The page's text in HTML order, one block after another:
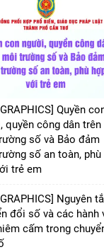
Quyền
quyền công dân trên
số và Bảo đảm
số an toàn, phù
trẻ em
Nguyên
đổi số và các hành
cấm trong